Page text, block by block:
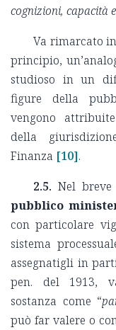
cognizioni, capacità
Va rimarcato
principio,
studioso in un
figure della
vengono
della
Finanza [10].
2.5.Nel
pubblico
con particolare
sistema
assegnatigli in
pen. del 1913,
sostanza come “
può far valere o